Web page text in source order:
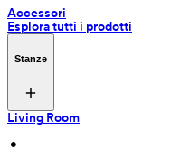
Accessori
Esplora tutti i prodotti
Stanze
Living Room
•